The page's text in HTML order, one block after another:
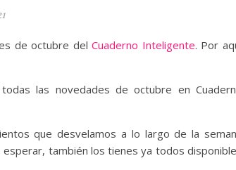
de octubre delCuaderno Inteligente. Por
las novedades de octubre en
que desvelamos a lo largo de la
esperar, también los tienes ya todos